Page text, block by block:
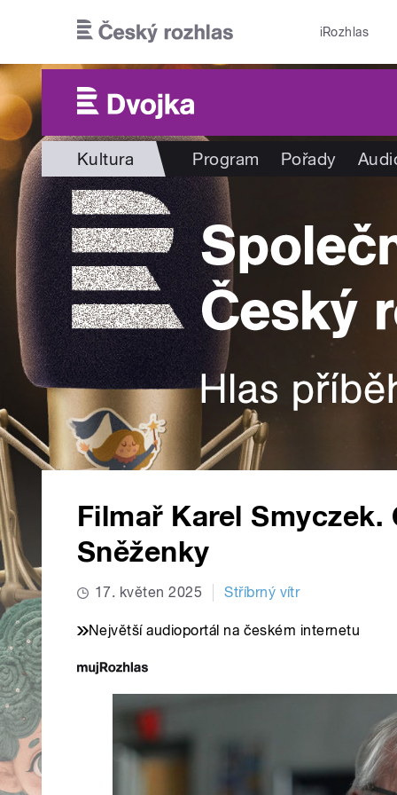
iRozhlas
Kultura Program Pořady
Filmař Karel Smyczek.
Sněženky
17. květen 2025 Stříbrný vítr
Největší audioportál na českém internetu